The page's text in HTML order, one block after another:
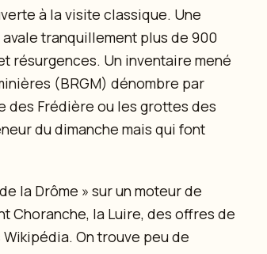
à la visite classique. Une
tranquillement plus de 900
résurgences. Un inventaire mené
(BRGM) dénombre par
des Frédière ou les grottes des
du dimanche mais qui font
la Drôme » sur un moteur de
Choranche, la Luire, des offres de
On trouve peu de